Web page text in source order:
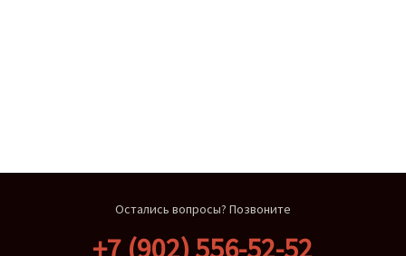
Остались вопросы? Позвоните
+7 (902) 556-52-52